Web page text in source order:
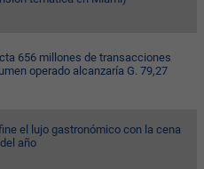
656 millones de transacciones
operado alcanzaría G. 79,27
el lujo gastronómico con la cena
año